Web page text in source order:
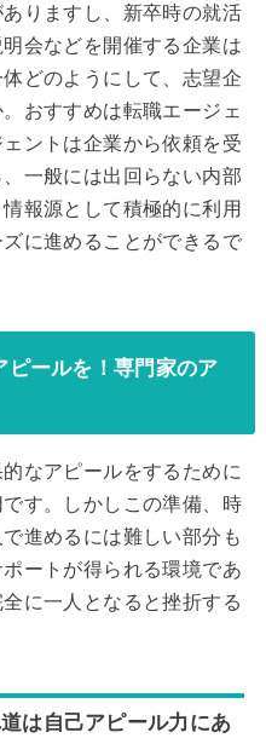
りますし、新卒時の就活
会などを開催する企業は
どのようにして、志望企
おすすめは転職エージェ
ントは企業から依頼を受
一般には出回らない内部
報源として積極的に利用
に進めることができるで
ールを！専門家のア
なアピールをするために
す。しかしこの準備、時
進めるには難しい部分も
ートが得られる環境であ
に一人となると挫折する
は自己アピール力にあ